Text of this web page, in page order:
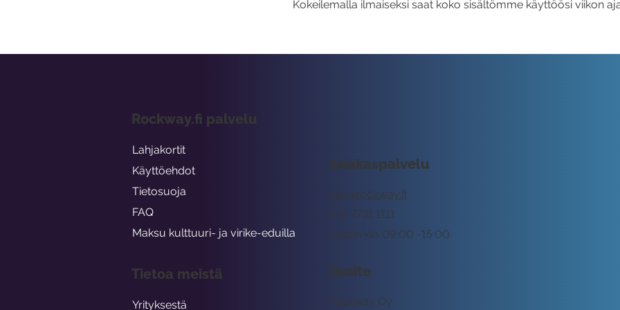
Kokeilemalla ilmaiseksi saat koko sisältömme käyttöösi viikon
Asiakaspalvelu
tuki@rockway.fi
Arkisin klo 09:00 -15:00
045 7731 1111
Osoite
Rockway Oy
Rockway.fi palvelu
Lahjakortit
Käyttöehdot
Tietosuoja
FAQ
Maksu kulttuuri- ja virike-eduilla
Tietoa meistä
Yrityksestä